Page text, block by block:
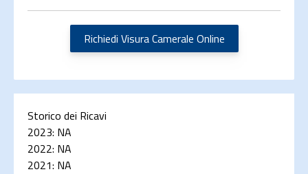
Richiedi Visura Camerale Online
Storico dei Ricavi
2023: NA
2022: NA
2021: NA